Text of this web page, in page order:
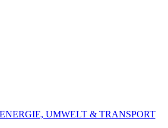
ENERGIE, UMWELT & TRANSPORT